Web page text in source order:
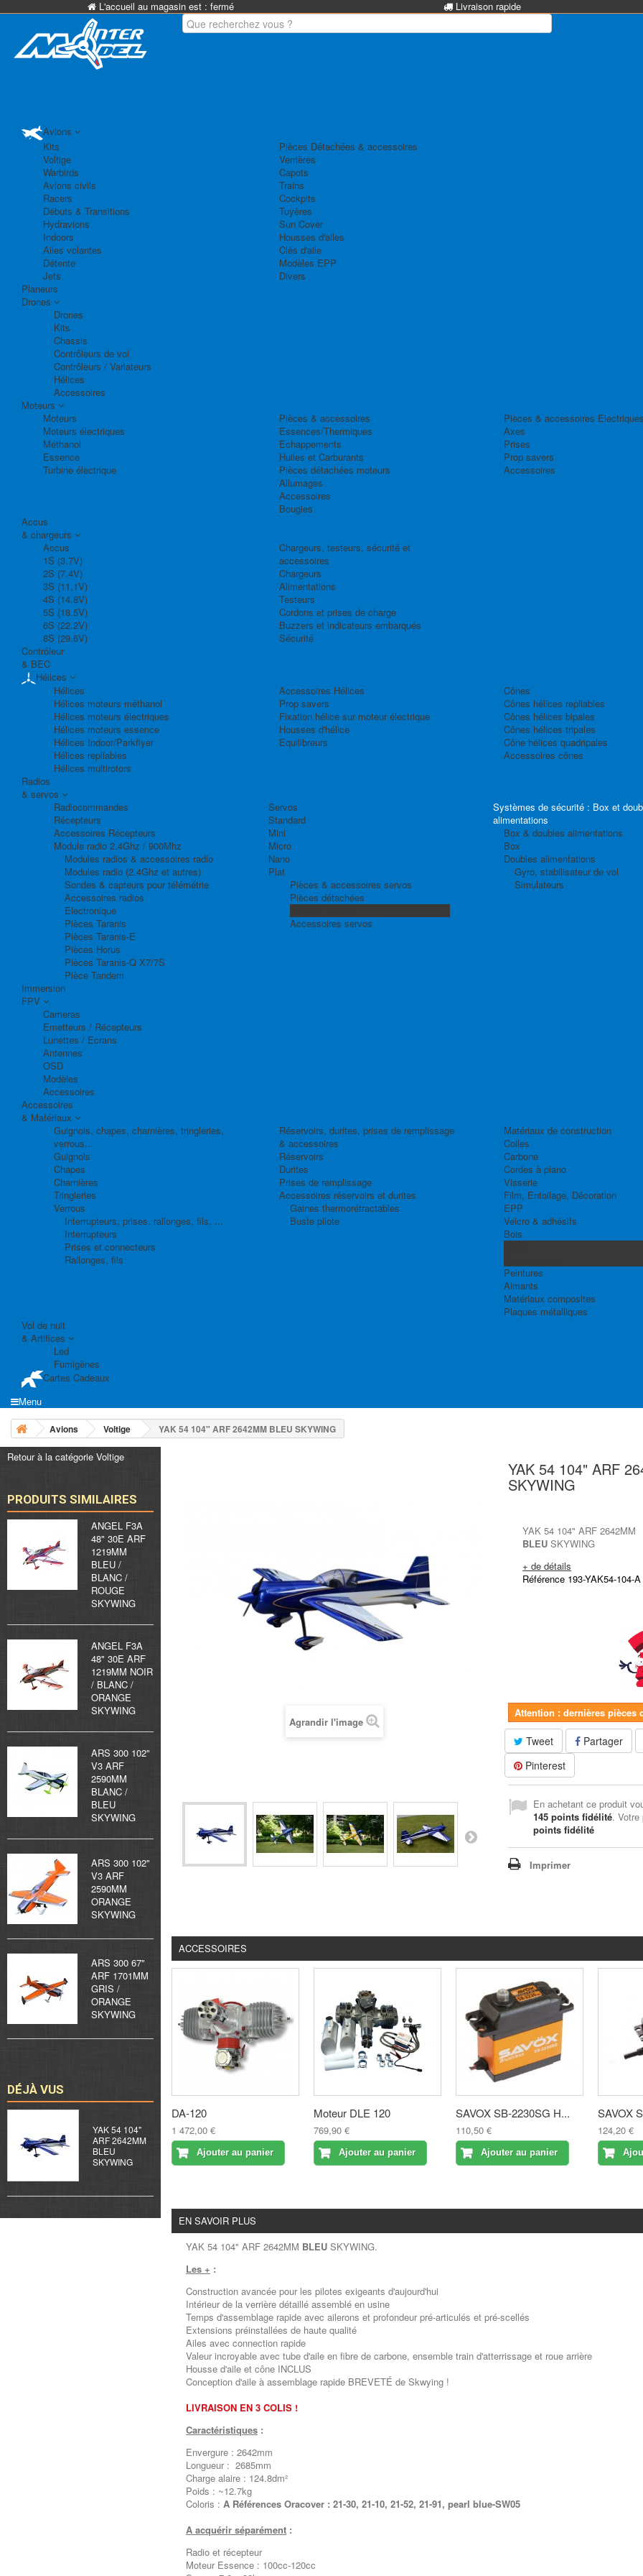
L'accueil au magasin est : fermé Livraison rapide
Avions
Kits
Voltige
Warbirds
Avions civils
Racers
Débuts & Transitions
Hydravions
Indoors
Ailes volantes
Détente
Jets
Pièces Détachées & accessoires
Verrières
Capots
Trains
Cockpits
Tuyères
Sun Cover
Housses d'ailes
Clés d'aile
Modèles EPP
Divers
Planeurs
Drones
Drones
Kits
Chassis
Contrôleurs de vol
Contrôleurs / Variateurs
Hélices
Accessoires
Moteurs
Moteurs
Moteurs électriques
Méthanol
Essence
Turbine électrique
Pièces & accessoires
Essences/Thermiques
Echappements
Huiles et Carburants
Pièces détachées moteurs
Allumages
Accessoires
Bougies
Pièces & accessoires
Axes
Prises
Prop savers
Accessoires
Accus
& chargeurs
Accus
1S (3.7V)
2S (7.4V)
3S (11,1V)
4S (14.8V)
5S (18.5V)
6S (22.2V)
8S (29.6V)
Chargeurs, testeurs, sécurité et
accessoires
Chargeurs
Alimentations
Testeurs
Cordons et prises de charge
Buzzers et indicateurs embarqués
Sécurité
Contrôleur
& BEC
Hélices
Hélices
Hélices moteurs méthanol
Hélices moteurs électriques
Hélices moteurs essence
Hélices Indoor/Parkflyer
Hélices repliables
Hélices multirotors
Accessoires Hélices
Prop savers
Fixation hélice sur moteur électrique
Housses d'hélice
Equilibreurs
Cônes
Cônes hélices repliables
Cônes hélices bipales
Cônes hélices tripales
Cône hélices quadripales
Accessoires cônes
Radios
& servos
Radiocommandes
Récepteurs
Accessoires Récepteurs
Module radio 2.4Ghz / 900Mhz
Modules radios & accessoires radio
Modules radio (2.4Ghz et autres)
Sondes & capteurs pour télémétrie
Accessoires radios
Electronique
Pièces Taranis
Pièces Taranis-E
Pièces Horus
Pièces Taranis-Q X7/7S
Pièce Tandem
Servos
Standard
Mini
Micro
Nano
Plat
Pièces & accessoires servos
Pièces détachées
Accessoires servos
Systèmes de sécurité : Box et
alimentations
Box & doubles alimentations
Box
Doubles alimentations
Gyro, stabilisateur de vol
Simulateurs
Immersion
FPV
Cameras
Emetteurs / Récepteurs
Lunettes / Ecrans
Antennes
OSD
Modèles
Accessoires
Accessoires
& Matériaux
Guignols, chapes, charnières, tringleries,
verrous...
Guignols
Chapes
Charnières
Tringleries
Verrous
Interrupteurs, prises, rallonges, fils, ...
Interrupteurs
Prises et connecteurs
Rallonges, fils
Réservoirs, durites, prises de remplissage
& accessoires
Réservoirs
Durites
Prises de remplissage
Accessoires réservoirs et durites
Gaines thermorétractables
Buste pilote
Matériaux de construction
Colles
Carbone
Cordes à piano
Visserie
Film, Entoilage, Décoration
EPP
Velcro & adhésifs
Bois
Peintures
Aimants
Matériaux composites
Plaques métalliques
Vol de nuit
& Artifices
Led
Fumigènes
Cartes Cadeaux
Menu
Avions Voltige YAK 54 104" ARF 2642MM BLEU SKYWING
Retour à la catégorie Voltige
PRODUITS SIMILAIRES
ANGEL F3A
48" 30E ARF
1219MM
BLEU /
BLANC /
ROUGE
SKYWING
ANGEL F3A
48" 30E ARF
1219MM NOIR
/ BLANC /
ORANGE
SKYWING
ARS 300 102"
V3 ARF
2590MM
BLANC /
BLEU
SKYWING
ARS 300 102"
V3 ARF
2590MM
ORANGE
SKYWING
ARS 300 67"
ARF 1701MM
GRIS /
ORANGE
SKYWING
DÉJÀ VUS
YAK 54 104"
ARF 2642MM
BLEU
SKYWING
Agrandir l'image
YAK 54 104" ARF
SKYWING
YAK 54 104" ARF 2642MM
BLEU SKYWING
+ de détails
Référence 193-YAK54-104-A
Attention : dernières pièces
Tweet
Partager
Pinterest
En achetant ce produit
145 points fidélité.
points fidélité
Imprimer
ACCESSOIRES
DA-120
1 472,00 €
Ajouter au panier
Moteur DLE 120
769,90 €
Ajouter au panier
SAVOX SB-2230SG H...
110,50 €
Ajouter au panier
SAVOX
124,20 €
EN SAVOIR PLUS
YAK 54 104" ARF 2642MM BLEU SKYWING.
Les + :
Construction avancée pour les pilotes exigeants d'aujourd'hui
Intérieur de la verrière détaillé assemblé en usine
Temps d'assemblage rapide avec ailerons et profondeur pré-articulés et pré-scellés
Extensions préinstallées de haute qualité
Ailes avec connection rapide
Valeur incroyable avec tube d'aile en fibre de carbone, ensemble train d'atterrissage et roue arrière
Housse d'aile et cône INCLUS
Conception d'aile à assemblage rapide BREVETÉ de Skwying !
LIVRAISON EN 3 COLIS !
Caractéristiques :
Envergure : 2642mm
Longueur : 2685mm
Charge alaire : 124.8dm²
Poids : ~12.7kg
Coloris : A Références Oracover : 21-30, 21-10, 21-52, 21-91, pearl blue-SW05
A acquérir séparément :
Radio et récepteur
Moteur Essence : 100cc-120cc